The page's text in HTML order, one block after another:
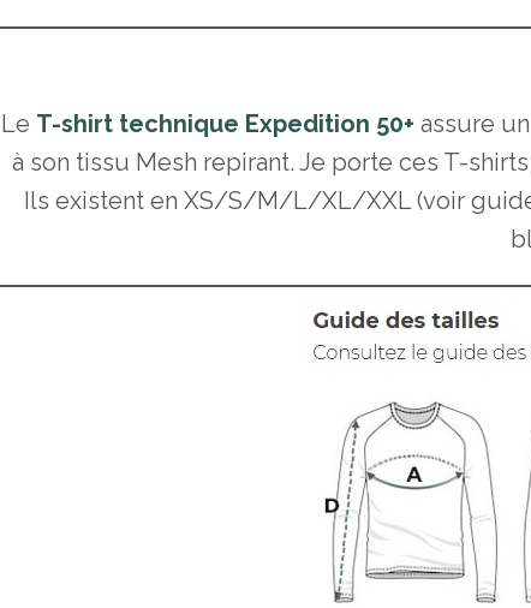
Le T-shirt technique Expedition 50+ assure
à son tissu Mesh repirant. Je porte ces T-
Ils existent en XS/S/M/L/XL/XXL (voir